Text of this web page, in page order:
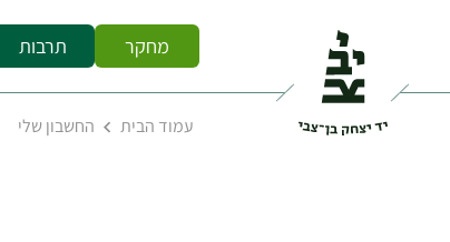
מחקר תרבות
עמוד הבית החשבון שלי